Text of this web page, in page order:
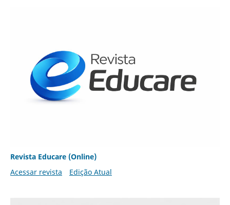
Revista Educare (Online)
Acessar revista
Edição Atual